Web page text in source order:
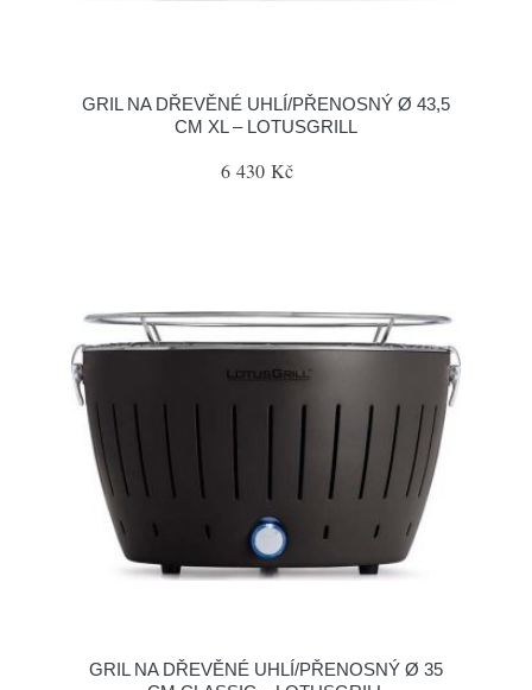
GRIL NA DŘEVĚNÉ UHLÍ/PŘENOSNÝ Ø 43,5
CM XL – LOTUSGRILL
6 430 Kč
GRIL NA DŘEVĚNÉ UHLÍ/PŘENOSNÝ Ø 35